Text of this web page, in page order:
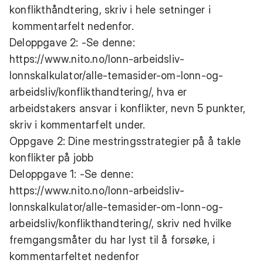
konflikthåndtering, skriv i hele setninger i
kommentarfelt nedenfor.
Deloppgave 2: -Se denne:
https://www.nito.no/lonn-arbeidsliv-
lonnskalkulator/alle-temasider-om-lonn-og-
arbeidsliv/konflikthandtering/, hva er
arbeidstakers ansvar i konflikter, nevn 5 punkter,
skriv i kommentarfelt under.
Oppgave 2: Dine mestringsstrategier på å takle
konflikter på jobb
Deloppgave 1: -Se denne:
https://www.nito.no/lonn-arbeidsliv-
lonnskalkulator/alle-temasider-om-lonn-og-
arbeidsliv/konflikthandtering/, skriv ned hvilke
fremgangsmåter du har lyst til å forsøke, i
kommentarfeltet nedenfor